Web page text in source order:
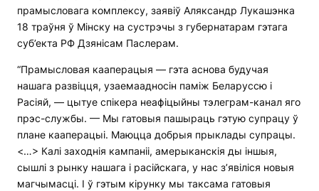
прамысловага комплексу, заявіў Аляксандр Лукашэнка
18 траўня ў Мінску на сустрэчы з губернатарам гэтага
суб’екта РФ Дзянісам Паслерам.
“Прамысловая кааперацыя — гэта аснова будучая
нашага развіцця, узаемаадносін паміж Беларуссю і
Расіяй, — цытуе спікера неафіцыйны тэлеграм-канал яго
прэс-службы. — Мы гатовыя пашыраць гэтую супрацу ў
плане кааперацыі. Маюцца добрыя прыклады супрацы.
<…> Калі заходнія кампаніі, амерыканскія ды іншыя,
сышлі з рынку нашага і расійскага, у нас з’явіліся новыя
магчымасці. І ў гэтым кірунку мы таксама гатовыя